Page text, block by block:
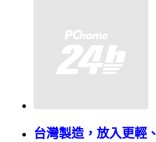
台灣製造，放入更輕